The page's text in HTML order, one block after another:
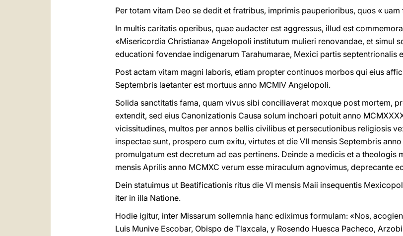
Per totam vitam Deo se dedit et fratribus, imprimis pauperioribus, quos «
In multis caritatis operibus, quae audacter est aggressus, illud est
«Misericordia Christiana» Angelopoli institutum mulieri renovandae, et simul
educationi fovendae indigenarum Tarahumarae, Mexici partis septentrionalis
Post actam vitam magni laboris, etiam propter continuos morbos qui eius
Septembris laetanter est mortuus anno MCMIV Angelopoli.
Solida sanctitatis fama, quam vivus sibi conciliaverat moxque post mortem,
extendit, sed eius Canonizationis Causa solum inchoari potuit anno
vicissitudines, multos per annos bellis civilibus et persecutionibus religiosis
inspectae sunt, prospero cum exitu, virtutes et die VII mensis Septembris
promulgatum est decretum ad eas pertinens. Deinde a medicis et a theologis
mensis Aprilis anno MCMXC verum esse miraculum agnovimus, deprecante
Dein statuimus ut Beatificationis ritus die VI mensis Maii insequentis
iter in illa Natione.
Hodie igitur, inter Missarum sollemnia hanc ediximus formulam: «Nos,
Luis Munive Escobar, Obispo de Tlaxcala, y Rosendo Huesca Pacheco,